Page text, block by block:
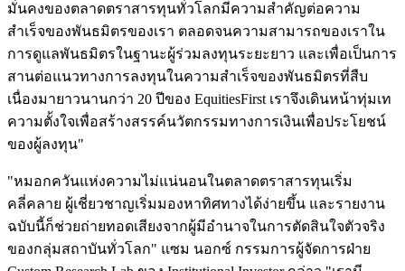
มั่นคงของตลาดตราสารทุนทั่วโลกมีความสำคัญต่อความ
สำเร็จของพันธมิตรของเรา ตลอดจนความสามารถของเราใน
การดูแลพันธมิตรในฐานะผู้ร่วมลงทุนระยะยาว และเพื่อเป็นการ
สานต่อแนวทางการลงทุนในความสำเร็จของพันธมิตรที่สืบ
เนื่องมายาวนานกว่า 20 ปีของ EquitiesFirst เราจึงเดินหน้าทุ่มเท
ความตั้งใจเพื่อสร้างสรรค์นวัตกรรมทางการเงินเพื่อประโยชน์
ของผู้ลงทุน"
"หมอกควันแห่งความไม่แน่นอนในตลาดตราสารทุนเริ่ม
คลี่คลาย ผู้เชี่ยวชาญเริ่มมองหาทิศทางได้ง่ายขึ้น และรายงาน
ฉบับนี้ก็ช่วยถ่ายทอดเสียงจากผู้มีอำนาจในการตัดสินใจตัวจริง
ของกลุ่มสถาบันทั่วโลก" แซม นอกซ์ กรรมการผู้จัดการฝ่าย